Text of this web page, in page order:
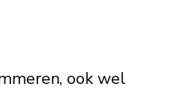
ook wel